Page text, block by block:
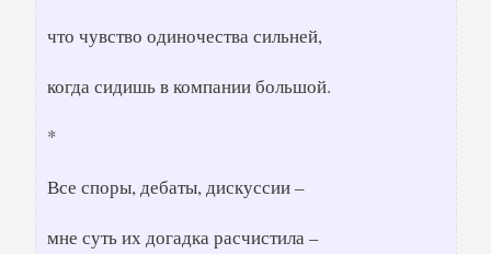
что чувство одиночества сильней,
когда сидишь в компании большой.
*
Все споры, дебаты, дискуссии –
мне суть их догадка расчистила –